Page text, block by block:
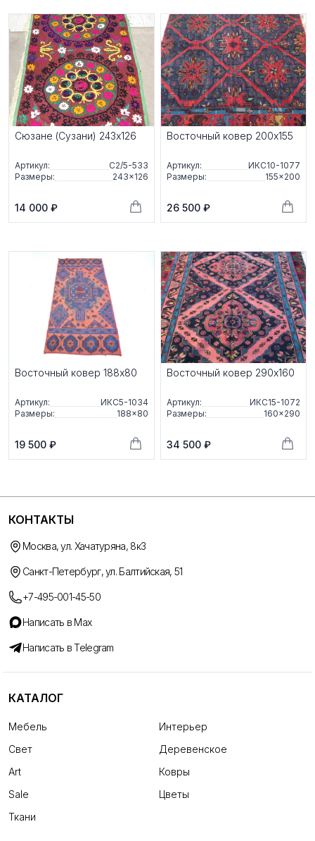
Сюзане (Сузани) 243x126
Артикул:
С2/5-533
Размеры:
243×126
14 000 ₽
Восточный ковер 200x155
Артикул:
ИКС10-1077
Размеры:
155×200
26 500 ₽
Восточный ковер 188x80
Артикул:
ИКС5-1034
Размеры:
188×80
19 500 ₽
Восточный ковер 290x160
Артикул:
ИКС15-1072
Размеры:
160×290
34 500 ₽
КОНТАКТЫ
Москва, ул. Хачатуряна, 8к3
Санкт-Петербург, ул. Балтийская, 51
+7-495-001-45-50
Написать в Max
Написать в Telegram
КАТАЛОГ
Мебель
Интерьер
Свет
Деревенское
Art
Ковры
Sale
Цветы
Ткани